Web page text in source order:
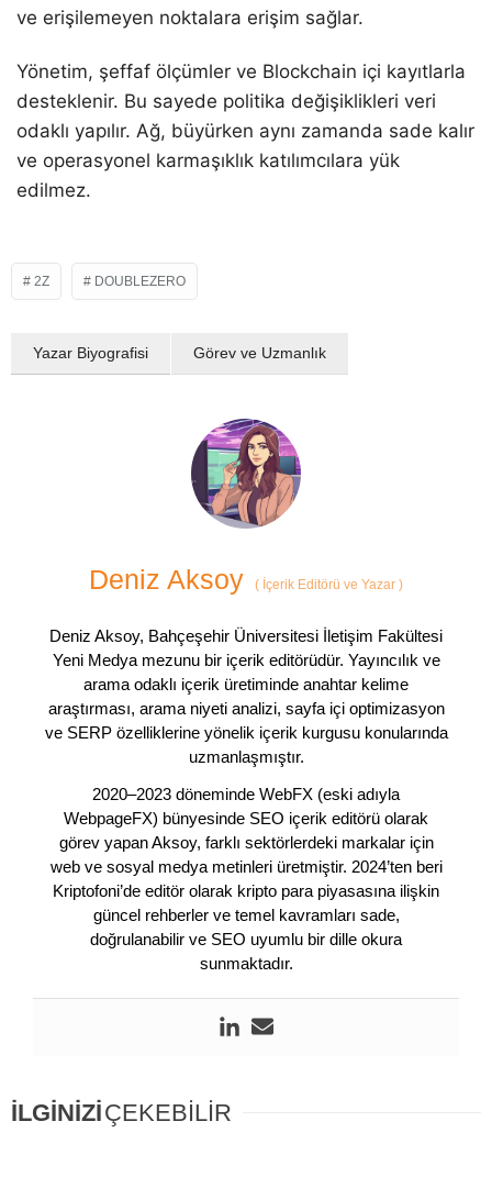
ve erişilemeyen noktalara erişim sağlar.
Yönetim, şeffaf ölçümler ve Blockchain içi kayıtlarla
desteklenir. Bu sayede politika değişiklikleri veri
odaklı yapılır. Ağ, büyürken aynı zamanda sade kalır
ve operasyonel karmaşıklık katılımcılara yük
edilmez.
2Z DOUBLEZERO
Yazar Biyografisi Görev ve Uzmanlık
Deniz Aksoy ( İçerik Editörü ve Yazar )
Deniz Aksoy, Bahçeşehir Üniversitesi İletişim Fakültesi
Yeni Medya mezunu bir içerik editörüdür. Yayıncılık ve
arama odaklı içerik üretiminde anahtar kelime
araştırması, arama niyeti analizi, sayfa içi optimizasyon
ve SERP özelliklerine yönelik içerik kurgusu konularında
uzmanlaşmıştır.
2020–2023 döneminde WebFX (eski adıyla
WebpageFX) bünyesinde SEO içerik editörü olarak
görev yapan Aksoy, farklı sektörlerdeki markalar için
web ve sosyal medya metinleri üretmiştir. 2024’ten beri
Kriptofoni’de editör olarak kripto para piyasasına ilişkin
güncel rehberler ve temel kavramları sade,
doğrulanabilir ve SEO uyumlu bir dille okura
sunmaktadır.
İLGİNİZİÇEKEBİLİR